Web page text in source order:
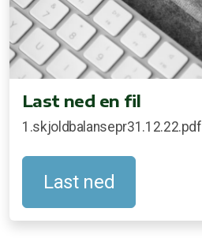
Last ned en fil
1.skjoldbalansepr31.12.22.pdf
Last ned